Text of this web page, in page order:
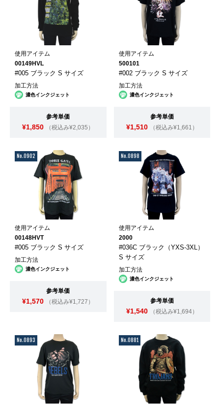
使用アイテム
00149HVL
#005 ブラック S サイズ
加工方法
濃色インクジェット
参考単価
¥1,850 （税込み¥2,035）
使用アイテム
500101
#002 ブラック S サイズ
加工方法
濃色インクジェット
参考単価
¥1,510 （税込み¥1,661）
No.0902
使用アイテム
00148HVT
#005 ブラック S サイズ
加工方法
濃色インクジェット
参考単価
¥1,570 （税込み¥1,727）
No.0898
使用アイテム
2000
#036C ブラック（YXS-3XL）
S サイズ
加工方法
濃色インクジェット
参考単価
¥1,540 （税込み¥1,694）
No.0893 No.0881